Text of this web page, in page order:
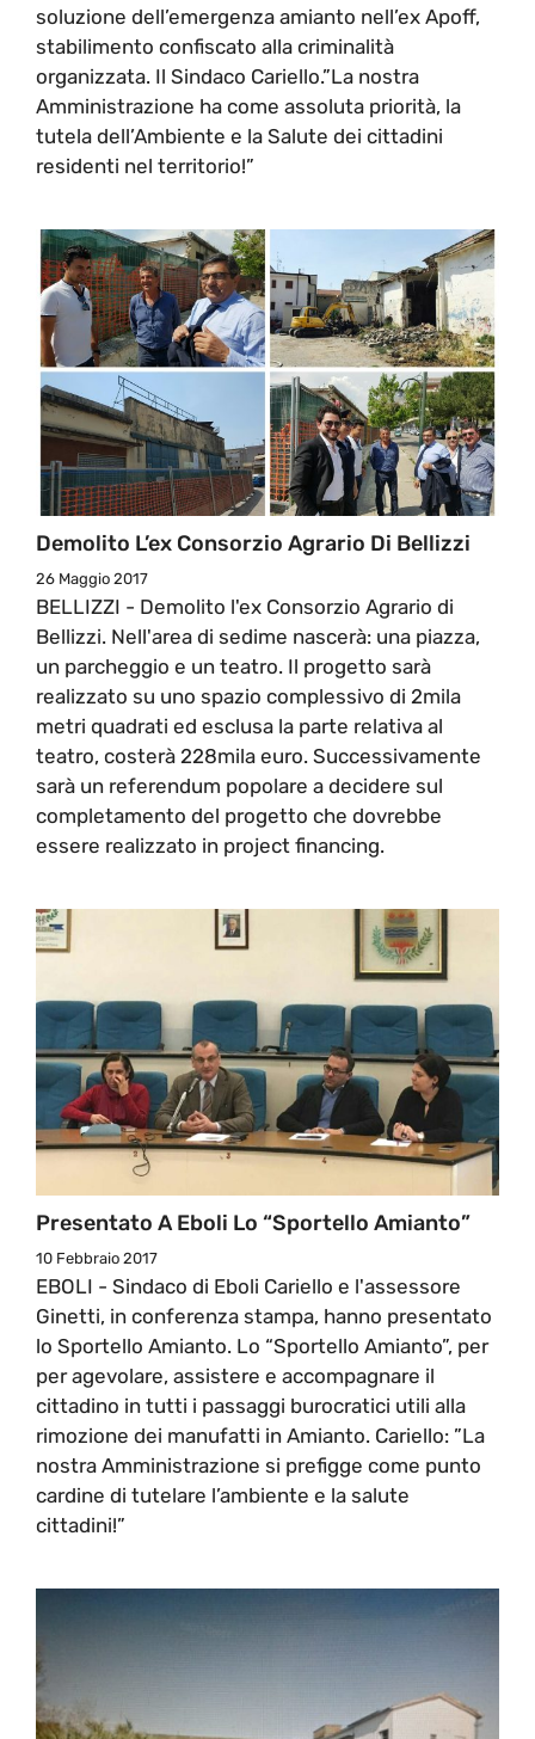
soluzione dell’emergenza amianto nell’ex Apoff,
stabilimento confiscato alla criminalità
organizzata. Il Sindaco Cariello.”La nostra
Amministrazione ha come assoluta priorità, la
tutela dell’Ambiente e la Salute dei cittadini
residenti nel territorio!”
Demolito L’ex Consorzio Agrario Di Bellizzi
26 Maggio 2017
BELLIZZI - Demolito l'ex Consorzio Agrario di
Bellizzi. Nell'area di sedime nascerà: una piazza,
un parcheggio e un teatro. Il progetto sarà
realizzato su uno spazio complessivo di 2mila
metri quadrati ed esclusa la parte relativa al
teatro, costerà 228mila euro. Successivamente
sarà un referendum popolare a decidere sul
completamento del progetto che dovrebbe
essere realizzato in project financing.
Presentato A Eboli Lo “Sportello Amianto”
10 Febbraio 2017
EBOLI - Sindaco di Eboli Cariello e l'assessore
Ginetti, in conferenza stampa, hanno presentato
lo Sportello Amianto. Lo “Sportello Amianto”, per
per agevolare, assistere e accompagnare il
cittadino in tutti i passaggi burocratici utili alla
rimozione dei manufatti in Amianto. Cariello: ”La
nostra Amministrazione si prefigge come punto
cardine di tutelare l’ambiente e la salute
cittadini!”